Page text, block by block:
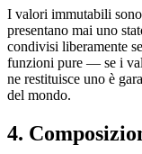
I valori immutabili
presentano mai uno
condivisi liberamente
funzioni pure — se i
ne restituisce uno è
del mondo.
4.